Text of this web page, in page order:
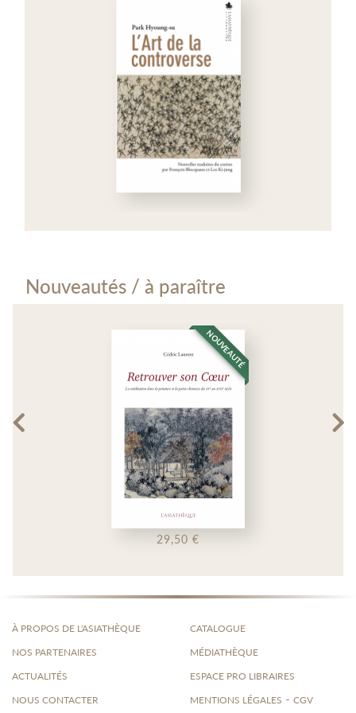
Nouveautés / à paraître
NOUVEAUTÉ
29,50 €
À PROPOS DE L'ASIATHÈQUE
NOS PARTENAIRES
ACTUALITÉS
NOUS CONTACTER
CATALOGUE
MÉDIATHÈQUE
ESPACE PRO LIBRAIRES
MENTIONS LÉGALES - CGV